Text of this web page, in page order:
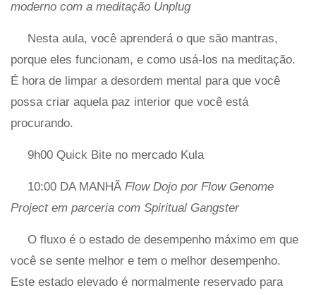
moderno com a meditação Unplug
Nesta aula, você aprenderá o que são mantras,
porque eles funcionam, e como usá-los na meditação.
É hora de limpar a desordem mental para que você
possa criar aquela paz interior que você está
procurando.
9h00 Quick Bite no mercado Kula
10:00 DA MANHÃ Flow Dojo por Flow Genome
Project em parceria com Spiritual Gangster
O fluxo é o estado de desempenho máximo em que
você se sente melhor e tem o melhor desempenho.
Este estado elevado é normalmente reservado para